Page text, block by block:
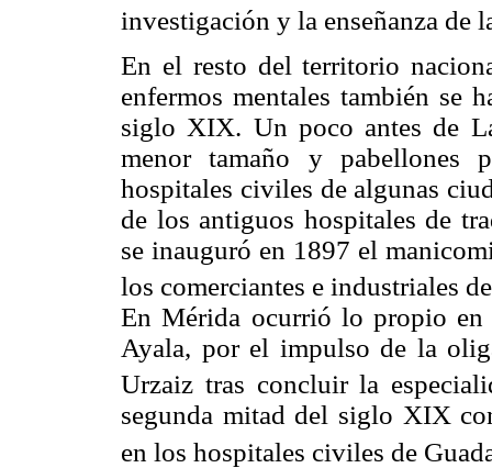
investigación y la enseñanza de
En el resto del territorio
enfermos mentales también se
siglo XIX. Un poco antes de
menor tamaño y pabellones
hospitales civiles de algunas
de los antiguos hospitales de
se inauguró en 1897 el
los comerciantes e industriales
En Mérida ocurrió lo propio
Ayala, por el impulso de la
Urzaiz tras concluir la
segunda mitad del siglo XIX
en los hospitales civiles de